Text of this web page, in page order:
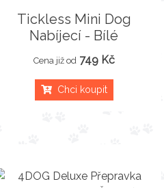
Tickless Mini Dog
Nabíjecí - Bílé
Cena již od 749 Kč
Chci koupit